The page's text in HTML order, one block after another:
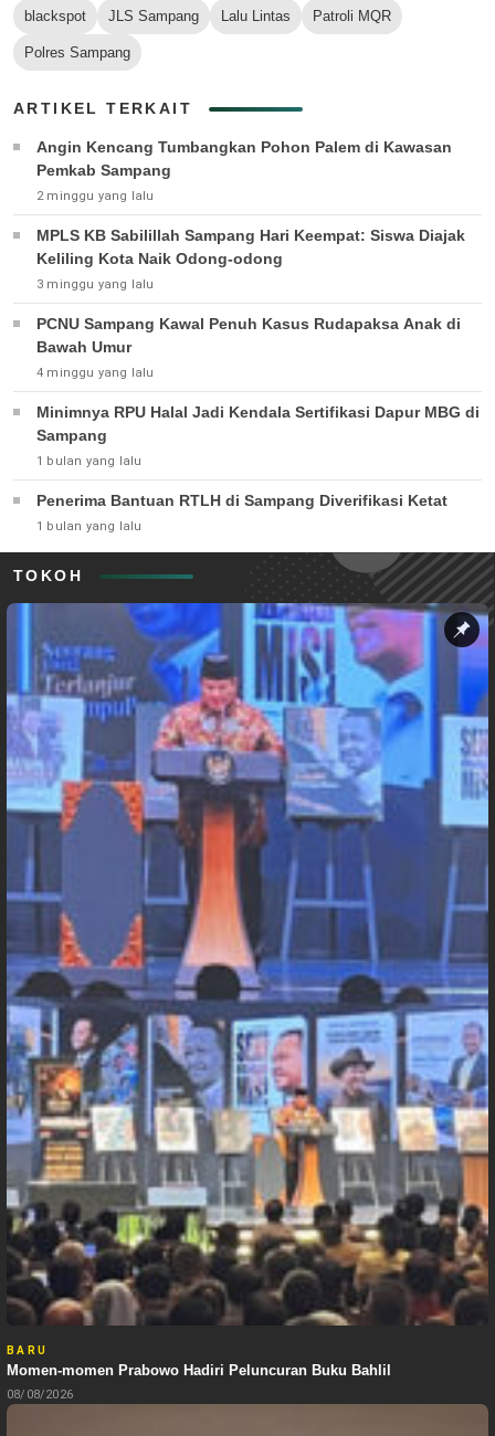
blackspot JLS Sampang Lalu Lintas Patroli MQR
Polres Sampang
ARTIKEL TERKAIT
Angin Kencang Tumbangkan Pohon Palem di Kawasan
Pemkab Sampang
2 minggu yang lalu
MPLS KB Sabilillah Sampang Hari Keempat: Siswa Diajak
Keliling Kota Naik Odong-odong
3 minggu yang lalu
PCNU Sampang Kawal Penuh Kasus Rudapaksa Anak di
Bawah Umur
4 minggu yang lalu
Minimnya RPU Halal Jadi Kendala Sertifikasi Dapur MBG di
Sampang
1 bulan yang lalu
Penerima Bantuan RTLH di Sampang Diverifikasi Ketat
1 bulan yang lalu
TOKOH
BARU
Momen-momen Prabowo Hadiri Peluncuran Buku Bahlil
08/08/2026